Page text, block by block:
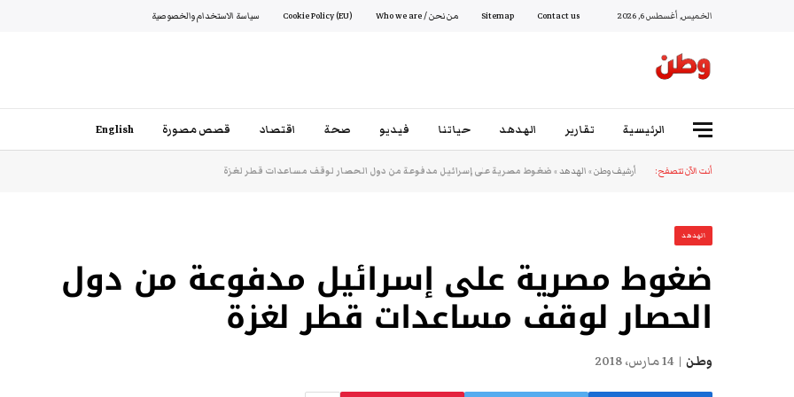
الخميس, أغسطس 6, 2026 Contact us
Sitemap من نحن / Who we are Cookie Policy (EU) سياسة الاستخدام والخصوصية
الرئيسية تقارير الهدهد حياتنا فيديو صحة اقتصاد قصص مصورة English
أنت الآن تتصفح: أرشيف وطن»الهدهد»ضغوط مصرية على إسرائيل مدفوعة من دول الحصار لوقف مساعدات قطر لغزة
الهدهد
ضغوط مصرية على إسرائيل مدفوعة من دول
الحصار لوقف مساعدات قطر لغزة
وطن 14 مارس، 2018